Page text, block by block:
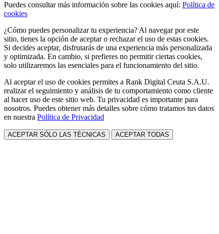
Puedes consultar más información sobre las cookies aquí: Política de
cookies
¿Cómo puedes personalizar tu experiencia? Al navegar por este
sitio, tienes la opción de aceptar o rechazar el uso de estas cookies.
Si decides aceptar, disfrutarás de una experiencia más personalizada
y optimizada. En cambio, si prefieres no permitir ciertas cookies,
solo utilizaremos las esenciales para el funcionamiento del sitio.
Al aceptar el uso de cookies permites a Rank Digital Ceuta S.A.U.
realizar el seguimiento y análisis de tu comportamiento como cliente
al hacer uso de este sitio web. Tu privacidad es importante para
nosotros. Puedes obtener más detalles sobre cómo tratamos tus datos
en nuestra Política de Privacidad
ACEPTAR SÓLO LAS TÉCNICAS ACEPTAR TODAS